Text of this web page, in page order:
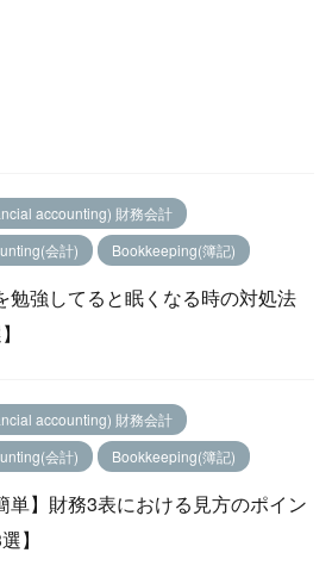
accounting) 財務会計
会計)
Bookkeeping(簿記)
勉強してると眠くなる時の対処法
accounting) 財務会計
会計)
Bookkeeping(簿記)
単】財務3表における見方のポイン
】